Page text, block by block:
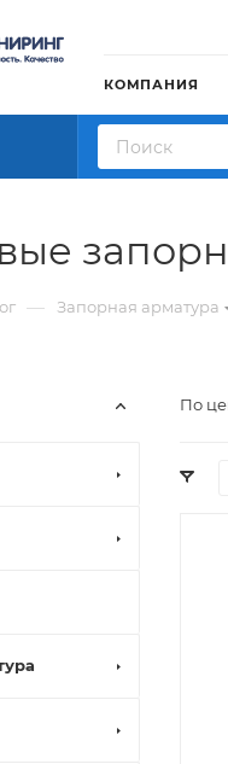
КОМПАНИЯ
— Запорная арматура
По